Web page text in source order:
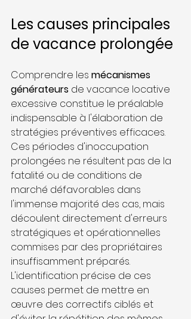
Les causes principales
de vacance prolongée
Comprendre les mécanismes
générateurs de vacance locative
excessive constitue le préalable
indispensable à l'élaboration de
stratégies préventives efficaces.
Ces périodes d'inoccupation
prolongées ne résultent pas de la
fatalité ou de conditions de
marché défavorables dans
l'immense majorité des cas, mais
découlent directement d'erreurs
stratégiques et opérationnelles
commises par des propriétaires
insuffisamment préparés.
L'identification précise de ces
causes permet de mettre en
œuvre des correctifs ciblés et